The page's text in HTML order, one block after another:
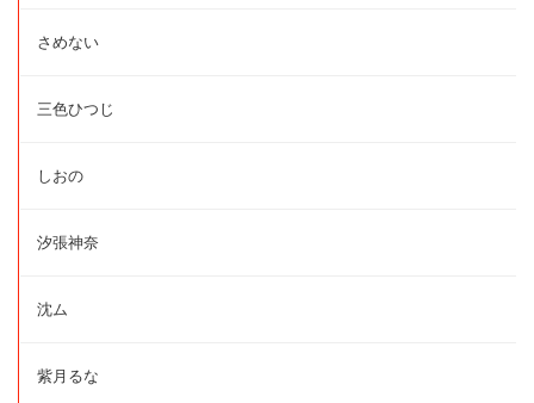
さめない
三色ひつじ
しおの
汐張神奈
沈ム
紫月るな